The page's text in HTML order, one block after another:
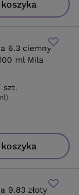
6.3 ciemny
ml Mila
szt.
)
9.83 złoty